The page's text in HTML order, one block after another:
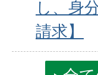
し、身
請求】